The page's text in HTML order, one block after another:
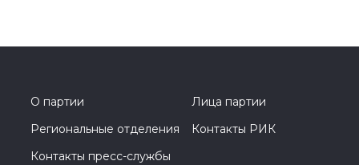
О партии
Лица партии
Региональные отделения
Контакты РИК
Контакты пресс-службы